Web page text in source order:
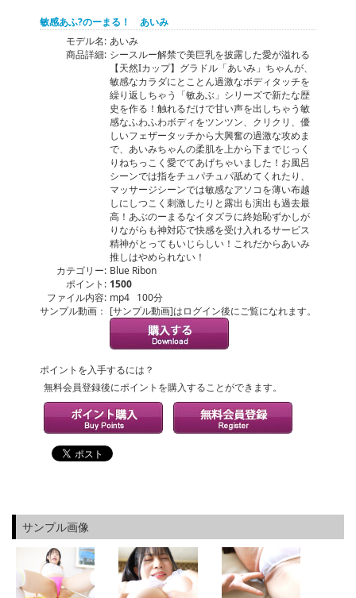
敏感あふ?のーまる！ あいみ
モデル名: あいみ
商品詳細: シースルー解禁で美巨乳を披露した愛が溢れる
【天然Iカップ】グラドル「あいみ」ちゃんが、
敏感なカラダにとことん過激なボディタッチを
繰り返しちゃう「敏あぶ」シリーズで新たな歴
史を作る！触れるだけで甘い声を出しちゃう敏
感なふわふわボディをツンツン、クリクリ、優
しいフェザータッチから大興奮の過激な攻めま
で、あいみちゃんの柔肌を上から下までじっく
りねちっこく愛でてあげちゃいました！お風呂
シーンでは指をチュパチュパ舐めてくれたり、
マッサージシーンでは敏感なアソコを薄い布越
しにしつこく刺激したりと露出も演出も過去最
高！あぶのーまるなイタズラに終始恥ずかしが
りながらも神対応で快感を受け入れるサービス
精神がとってもいじらしい！これだからあいみ
推しはやめられない！
カテゴリー: Blue Ribon
ポイント: 1500
ファイル内容: mp4 100分
サンプル動画： [サンプル動画]はログイン後にご覧になれます。
ポイントを入手するには？
無料会員登録後にポイントを購入することができます。
サンプル画像